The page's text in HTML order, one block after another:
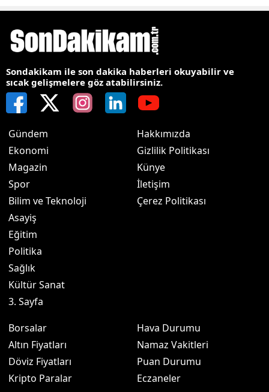
Sondakikam ile son dakika haberleri okuyabilir ve
sıcak gelişmelere göz atabilirsiniz.
Gündem
Ekonomi
Magazin
Spor
Bilim ve Teknoloji
Asayiş
Eğitim
Politika
Sağlık
Kültür Sanat
3. Sayfa
Hakkımızda
Gizlilik Politikası
Künye
İletişim
Çerez Politikası
Borsalar
Altın Fiyatları
Döviz Fiyatları
Kripto Paralar
Hava Durumu
Namaz Vakitleri
Puan Durumu
Eczaneler